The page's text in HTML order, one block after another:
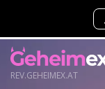
REV.GEHEIMEX.AT